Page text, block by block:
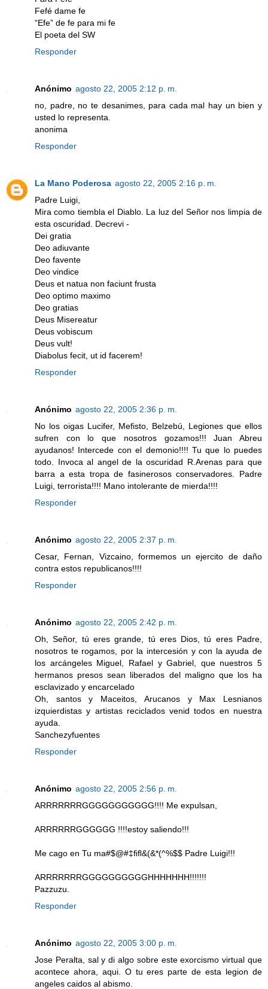
Fefé dame fe
“Efe” de fe para mi fe
El poeta del SW
Responder
Anónimo agosto 22, 2005 2:12 p. m.
no, padre, no te desanimes, para cada mal hay un bien y
usted lo representa.
anonima
Responder
La Mano Poderosa agosto 22, 2005 2:16 p. m.
Padre Luigi,
Mira como tiembla el Diablo. La luz del Señor nos limpia de
esta oscuridad. Decrevi -
Dei gratia
Deo adiuvante
Deo favente
Deo vindice
Deus et natua non faciunt frusta
Deo optimo maximo
Deo gratias
Deus Misereatur
Deus vobiscum
Deus vult!
Diabolus fecit, ut id facerem!
Responder
Anónimo agosto 22, 2005 2:36 p. m.
No los oigas Lucifer, Mefisto, Belzebú, Legiones que ellos
sufren con lo que nosotros gozamos!!! Juan Abreu
ayudanos! Intercede con el demonio!!!! Tu que lo puedes
todo. Invoca al angel de la oscuridad R.Arenas para que
barra a esta tropa de fasinerosos conservadores. Padre
Luigi, terrorista!!!! Mano intolerante de mierda!!!!
Responder
Anónimo agosto 22, 2005 2:37 p. m.
Cesar, Fernan, Vizcaino, formemos un ejercito de daño
contra estos republicanos!!!!
Responder
Anónimo agosto 22, 2005 2:42 p. m.
Oh, Señor, tú eres grande, tú eres Dios, tú eres Padre,
nosotros te rogamos, por la intercesión y con la ayuda de
los arcángeles Miguel, Rafael y Gabriel, que nuestros 5
hermanos presos sean liberados del maligno que los ha
esclavizado y encarcelado
Oh, santos y Maceitos, Arucanos y Max Lesnianos
izquierdistas y artistas reciclados venid todos en nuestra
ayuda.
Sanchezyfuentes
Responder
Anónimo agosto 22, 2005 2:56 p. m.
ARRRRRRRGGGGGGGGGGG!!!! Me expulsan,
ARRRRRRGGGGGG !!!!estoy saliendo!!!
Me cago en Tu ma#$@#‡ﬁﬂ&(&*(^%$$ Padre Luigi!!!
ARRRRRRRGGGGGGGGGGHHHHHHH!!!!!!!
Pazzuzu.
Responder
Anónimo agosto 22, 2005 3:00 p. m.
Jose Peralta, sal y di algo sobre este exorcismo virtual que
acontece ahora, aqui. O tu eres parte de esta legion de
angeles caidos al abismo.